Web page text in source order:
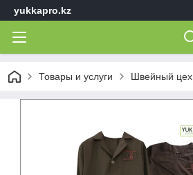
yukkapro.kz
Товары и услуги Швейный цех